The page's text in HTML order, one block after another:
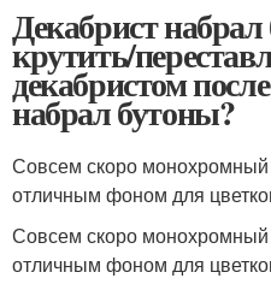
Декабрист
крутить/
декабристом
набрал бутоны?
Совсем скоро монохромный
отличным фоном для
Совсем скоро монохромный
отличным фоном для